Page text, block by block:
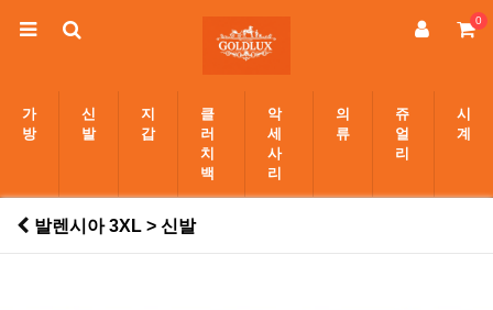
0
가
방
신
발
지
갑
클
러
치
백
악
세
사
리
의
류
쥬
얼
리
시
계
발렌시아 3XL > 신발